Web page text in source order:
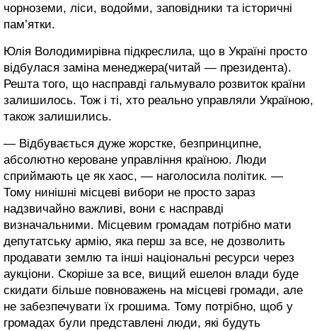
чорноземи, ліси, водойми, заповідники та історичні
пам’ятки.
Юлія Володимирівна підкреслила, що в Україні просто
відбулася заміна менеджера(читай — президента).
Решта того, що насправді гальмувало розвиток країни
залишилось. Тож і ті, хто реально управляли Україною,
також залишились.
— Відбувається дуже жорстке, безпринципне,
абсолютно кероване управління країною. Люди
сприймають це як хаос, — наголосила політик. —
Тому нинішні місцеві вибори не просто зараз
надзвичайно важливі, вони є насправді
визначальними. Місцевим громадам потрібно мати
депутатську армію, яка перш за все, не дозволить
продавати землю та інші національні ресурси через
аукціони. Скоріше за все, вищий ешелон влади буде
скидати більше повноважень на місцеві громади, але
не забезпечувати їх грошима. Тому потрібно, щоб у
громадах були представлені люди, які будуть